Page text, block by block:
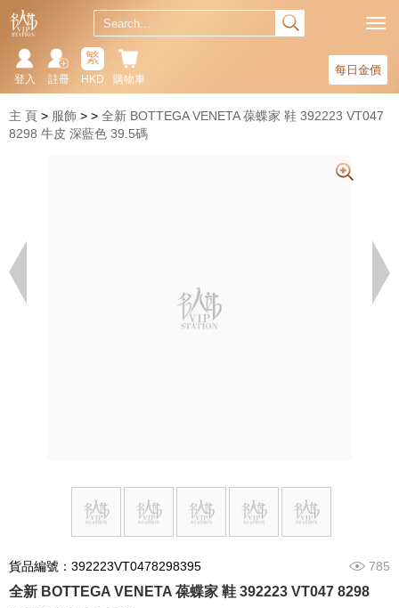
每日金價
購物車
繁
HKD
註冊
登入
主 頁 服飾
全新 BOTTEGA VENETA 葆蝶家 鞋 392223 VT047
8298 牛皮 深藍色 39.5碼
貨品編號：392223VT0478298395 785
全新 BOTTEGA VENETA 葆蝶家 鞋 392223 VT047 8298